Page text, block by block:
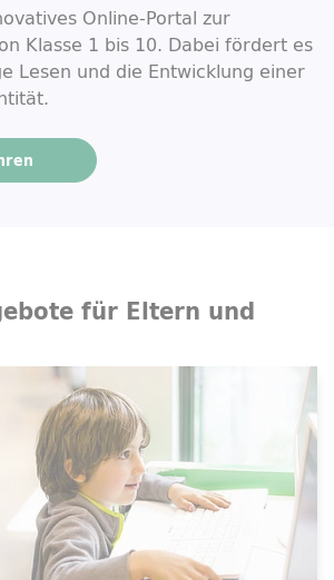
Online-Portal zur
Klasse 1 bis 10. Dabei fördert es
Lesen und die Entwicklung einer
für Eltern und